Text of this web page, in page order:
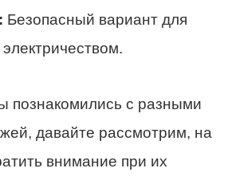
Безопасный вариант для
познакомились с разными
давайте рассмотрим, на
внимание при их